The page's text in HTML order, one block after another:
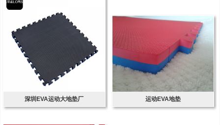
深圳EVA运动大地垫厂 运动EVA地垫